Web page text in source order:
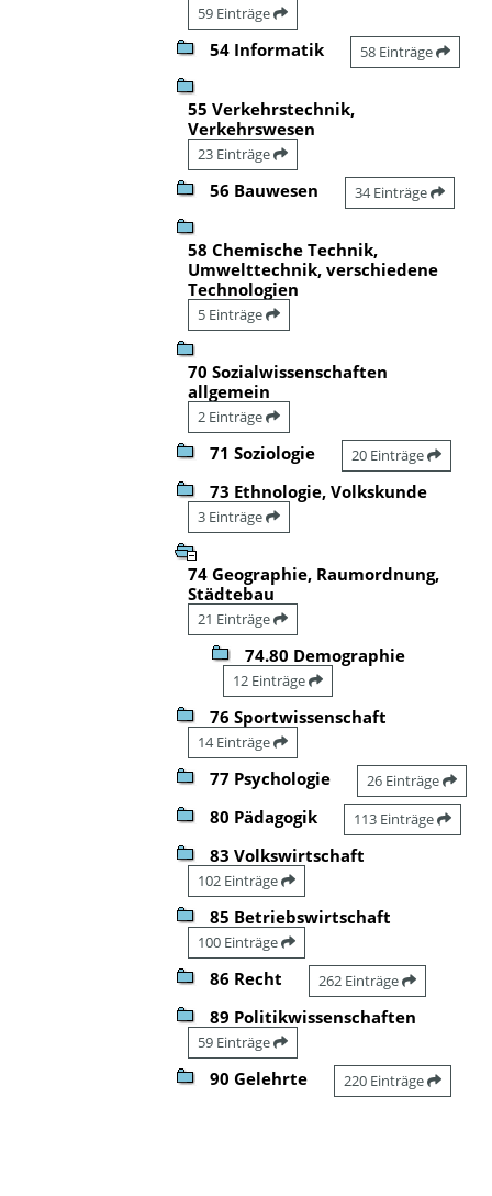
59 Einträge
54 Informatik 58 Einträge
55 Verkehrstechnik,
Verkehrswesen
23 Einträge
56 Bauwesen 34 Einträge
58 Chemische Technik,
Umwelttechnik, verschiedene
Technologien
5 Einträge
70 Sozialwissenschaften
allgemein
2 Einträge
71 Soziologie 20 Einträge
73 Ethnologie, Volkskunde
3 Einträge
74 Geographie, Raumordnung,
Städtebau
21 Einträge
74.80 Demographie
12 Einträge
76 Sportwissenschaft
14 Einträge
77 Psychologie 26 Einträge
80 Pädagogik 113 Einträge
83 Volkswirtschaft
102 Einträge
85 Betriebswirtschaft
100 Einträge
86 Recht 262 Einträge
89 Politikwissenschaften
59 Einträge
90 Gelehrte 220 Einträge